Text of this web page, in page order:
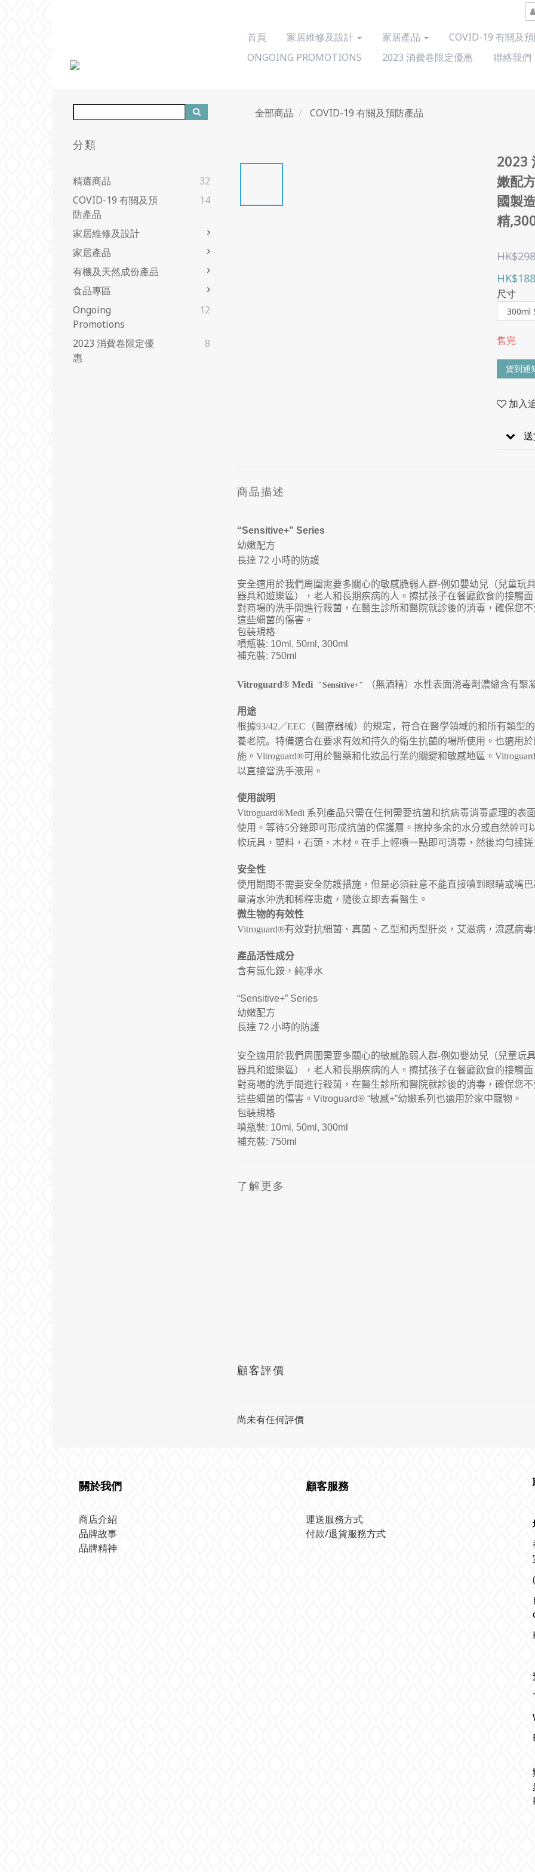
首頁 家居維修及設計 家居產品
COVID-19 有關及
ONGOING PROMOTIONS
2023 消費卷限定優惠 聯絡我們
分類
精選商品
32
COVID-19 有關及預
防產品
14
家居維修及設計
家居產品
有機及天然成份產品
食品專區
Ongoing
Promotions
12
2023 消費卷限定優
惠
8
全部商品 COVID-19 有關及預防產品
2023
嫩配
國製
精
尺寸
售完
貨到通
加入
商品描述
“Sensitive+” Series
幼嫩配方
長達 72 小時的防護
安全適用於我們周圍需要多關心的敏感脆弱人群-例如嬰幼兒（兒童玩
器具和遊樂區），老人和長期疾病的人。擦拭孩子在餐廳飲食的接觸面
對商場的洗手間進行殺菌，在醫生診所和醫院就診後的消毒，確保您不
這些細菌的傷害。
包裝規格
噴瓶裝: 10ml, 50ml, 300ml
補充裝: 750ml
Vitroguard® Medi "Sensitive+" （無酒精）水性表面消毒劑濃縮含有
用途
根據93/42 ／EEC （醫療器械）的規定，符合在醫學領域的和所有類型
養老院。 特備適合在要求有效和持久的衛生抗菌的場所使用。也適用
施。 Vitroguard®可用於醫藥和化妝品行業的關鍵和敏感地區。
以直接當洗手液用。
使用說明
Vitroguard®Medi 系列產品只需在任何需要抗菌和抗病毒消毒處理的表
使用。等待5分鐘即可形成抗菌的保護層。擦掉多余的水分或自然幹
軟玩具，塑料，石頭，木材。在手上輕噴一點即可消毒，然後均勻揉
安全性
使用期間不需要安全防護措施，但是必須註意不能直接噴到眼睛或嘴
量清水沖洗和稀釋患處，隨後立即去看醫生。
微生物的有效性
Vitroguard®有效對抗細菌、真菌、乙型和丙型肝炎，艾滋病，流感病毒
產品活性成分
含有氯化銨，純凈水
“Sensitive+” Series
幼嫩配方
長達 72 小時的防護
安全適用於我們周圍需要多關心的敏感脆弱人群-例如嬰幼兒（兒童玩
器具和遊樂區），老人和長期疾病的人。擦拭孩子在餐廳飲食的接觸面
對商場的洗手間進行殺菌，在醫生診所和醫院就診後的消毒，確保您不
這些細菌的傷害。 Vitroguard® “敏感+”幼嫩系列也適用於家中寵物。
包裝規格
噴瓶裝: 10ml, 50ml, 300ml
補充裝: 750ml
了解更多
顧客評價
尚未有任何評價
關於我們
商店介紹
品牌故事
品牌精神
顧客服務
運送服務方式
付款/退貨服務方式